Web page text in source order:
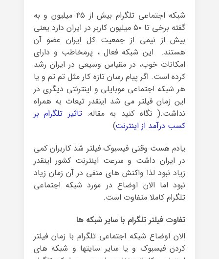
شبکه اجتماعی تلگرام بیش از ۴۵ میلیون و به
گفته برخی تا ۵۰ میلیون کاربر در ایران دارد یعنی
بیش از نیمی از جمعیت کل ایران عضو آن
هستند. این شبکه فعال ، پرمخاطب و دارای
امکانات خوب، در مقیاس وسیعی در ایران رشد
کرده است. اگر پیام رسان تازه کار مثل تم تم و یا
هر شبکه اجتماعی موبایلی و اینترنتی دیگری در
این زمان فیلتر می شد اینقدر تیعات به همراه
نداشت.( نگاه کنید به مقاله:تاثیر تلگرام بر
کسب درآمد از اینترنت)
یادم هست وقتی فیسبوک فیلتر شد کاربران کمی
در ایران داشت و سرعت اینترنت کشور اینقدر
زیاد نبود لذا واکنش های منفی در آن زمان زیاد
نبود اما الان اوضاع در مورد شبکه اجتماعی
تلگرام کاملا متفاوت است.
تفاوت فیلتر تلگرام با سایر شبکه ها
الان اوضاع شبکه اجتماعی تلگرام با زمان فیلتر
کردن فیسبوک و یا سایر سایتها و شبکه های